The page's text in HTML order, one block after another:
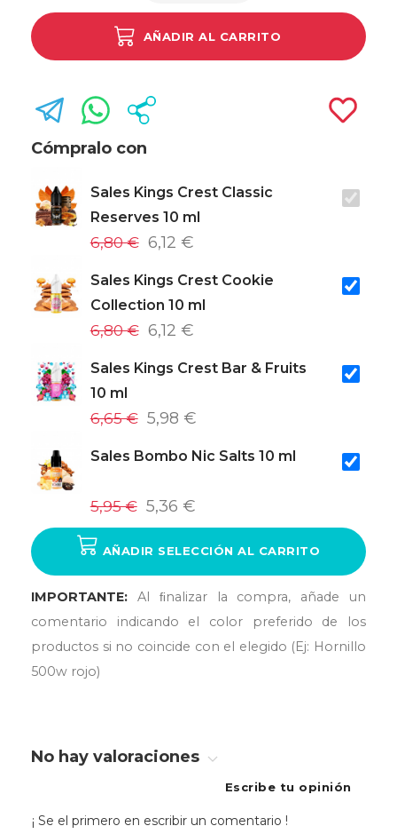
AÑADIR AL CARRITO
Cómpralo con
Sales Kings Crest Classic
Reserves 10 ml
6,80 € 6,12 €
Sales Kings Crest Cookie
Collection 10 ml
6,80 € 6,12 €
Sales Kings Crest Bar & Fruits
10 ml
6,65 € 5,98 €
Sales Bombo Nic Salts 10 ml
5,95 € 5,36 €
AÑADIR SELECCIÓN AL CARRITO
IMPORTANTE: Al ﬁnalizar la compra, añade un
comentario indicando el color preferido de los
productos si no coincide con el elegido (Ej: Hornillo
500w rojo)
No hay valoraciones
Escribe tu opinión
¡ Se el primero en escribir un comentario !